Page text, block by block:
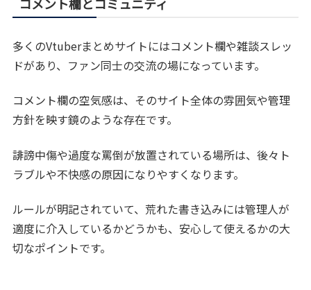
多くのVtuberまとめサイトにはコメント欄や雑談スレッ
ドがあり、ファン同士の交流の場になっています。
コメント欄の空気感は、そのサイト全体の雰囲気や管理
方針を映す鏡のような存在です。
誹謗中傷や過度な罵倒が放置されている場所は、後々ト
ラブルや不快感の原因になりやすくなります。
ルールが明記されていて、荒れた書き込みには管理人が
適度に介入しているかどうかも、安心して使えるかの大
切なポイントです。